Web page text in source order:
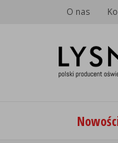
O nas